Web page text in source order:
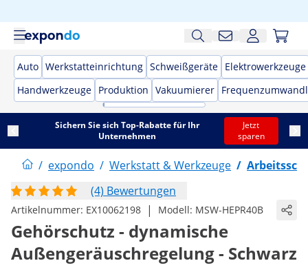
Auto Werkstatteinrichtung Schweißgeräte Elektrowerkzeuge
Handwerkzeuge Produktion Vakuumierer
Sichern Sie sich Top-Rabatte für Ihr
Unternehmen
Jetzt
sparen
/ expondo / Werkstatt & Werkzeuge /
(4) Bewertungen
Artikelnummer: EX10062198 | Modell: MSW-HEPR40B
Gehörschutz - dynamische
Außengeräuschregelung - Schwarz